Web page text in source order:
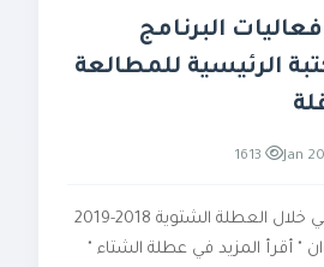
البرنامج
الرئيسية للمطالعة
شارك النادي الالكتروني خلال العطلة الشتوية 2018-2019
" أقرأ المزيد في عطلة الشتاء "